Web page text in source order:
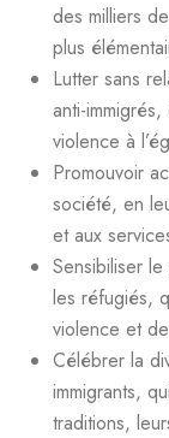
des milliers
plus
Lutter sans
anti-
violence à
Promouvoir
société, en
et aux
Sensibiliser
les réfugiés,
violence et
Célébrer la
immigrants,
traditions,